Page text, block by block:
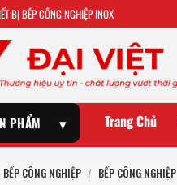
BỊ BẾP CÔNG NGHIỆP INOX
PHẨM ▾ Trang Chủ
CÔNG NGHIỆP / BẾP CÔNG NGHIỆP